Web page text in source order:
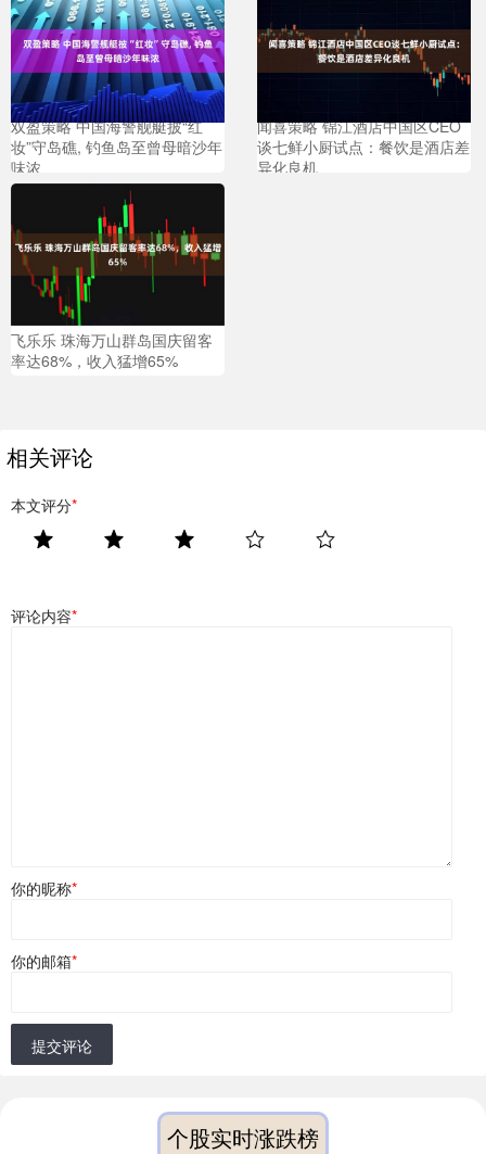
双盈策略 中国海警舰艇披“红
妆”守岛礁, 钓鱼岛至曾母暗沙年
味浓
闻喜策略 锦江酒店中国区CEO
谈七鲜小厨试点：餐饮是酒店差
异化良机
飞乐乐 珠海万山群岛国庆留客
率达68%，收入猛增65%
相关评论
本文评分*
评论内容*
你的昵称*
你的邮箱*
提交评论
个股实时涨跌榜